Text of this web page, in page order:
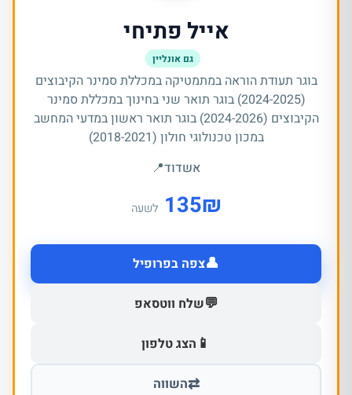
אייל פתיחי
גם אונליין
בוגר תעודת הוראה במתמטיקה במכללת סמינר הקיבוצים
(2024-2025) בוגר תואר שני בחינוך במכללת סמינר
הקיבוצים (2024-2026) בוגר תואר ראשון במדעי המחשב
במכון טכנולוגי חולון (2018-2021)
אשדוד📍
₪
135 לשעה
👤צפה בפרופיל
💬שלח ווטסאפ
📱 הצג טלפון
⇄השווה